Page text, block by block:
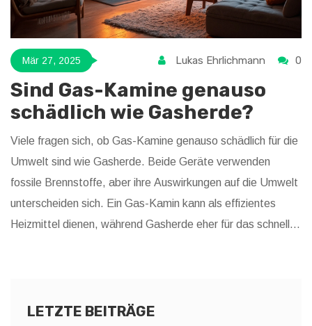
Mär 27, 2025 Lukas Ehrlichmann 0
Sind Gas-Kamine genauso
schädlich wie Gasherde?
Viele fragen sich, ob Gas-Kamine genauso schädlich für die
Umwelt sind wie Gasherde. Beide Geräte verwenden
fossile Brennstoffe, aber ihre Auswirkungen auf die Umwelt
unterscheiden sich. Ein Gas-Kamin kann als effizientes
Heizmittel dienen, während Gasherde eher für das schnelle
die Vor- und Nachteile der Nutzung beider Geräte in Bezug
LETZTE BEITRÄGE